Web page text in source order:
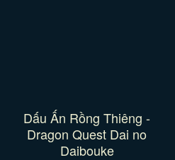
Dấu Ấn Rồng Thiêng -
Dragon Quest Dai no
Daibouke